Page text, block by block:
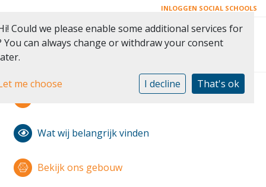
INLOGGEN SOCIAL SCHOOLS
Toggle
Wat wij belangrijk vinden
Bekijk ons gebouw
Could we please enable some additional services for
You can always change or withdraw your consent
me choose I decline That's ok